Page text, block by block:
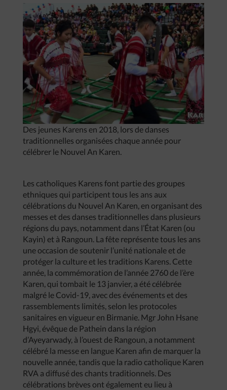
Des jeunes Karens en 2018, lors de danses
traditionnelles organisées chaque année pour
célébrer le Nouvel An Karen.
Les catholiques Karens font partie des groupes
ethniques qui participent tous les ans aux
célébrations du Nouvel An Karen, en organisant des
messes et des danses traditionnelles dans plusieurs
régions du pays, notamment dans l’État Karen (ou
Kayin) et à Rangoun. La fête représente tous les ans
une occasion de soutenir l’unité nationale et de
protéger la culture et les traditions Karens. Cette
année, la commémoration de l’année 2760 de l’ère
Karen, qui tombait le 13 janvier, a été célébrée
malgré le Covid-19, avec des événements et des
rassemblements limités, selon les protocoles
sanitaires en vigueur en Birmanie. Mgr John Hsane
Hgyi, évêque de Pathein dans la région
d’Ayeyarwady, à l’ouest de Rangoun, a notamment
célébré la messe en langue Karen afin de marquer la
nouvelle année, tandis que la radio catholique Karen
RVA a diffusé des chants traditionnels. Des
célébrations brèves ont également eu lieu à